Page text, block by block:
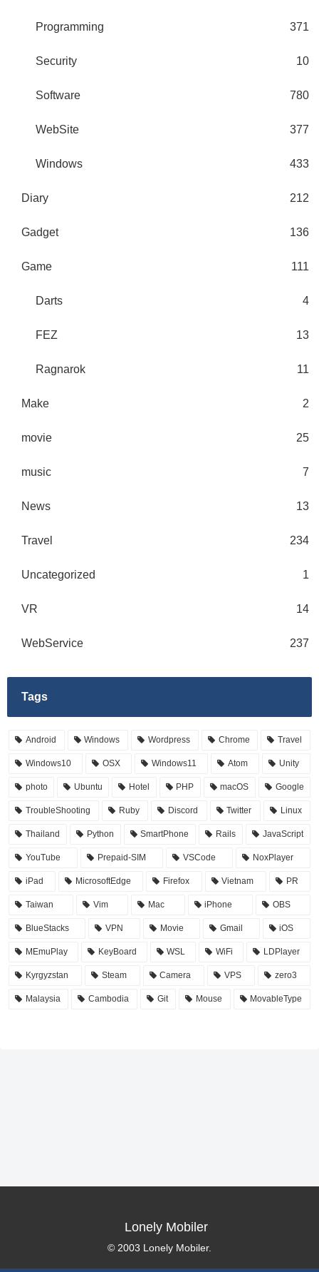
Programming 371
Security 10
Software 780
WebSite 377
Windows 433
Diary 212
Gadget 136
Game 111
Darts 4
FEZ 13
Ragnarok 11
Make 2
movie 25
music 7
News 13
Travel 234
Uncategorized 1
VR 14
WebService 237
Tags
Android Windows Wordpress Chrome Travel
Windows10 OSX Windows11 Atom Unity
photo Ubuntu Hotel PHP macOS Google
TroubleShooting Ruby Discord Twitter Linux
Thailand Python SmartPhone Rails JavaScript
YouTube Prepaid-SIM VSCode NoxPlayer
iPad MicrosoftEdge Firefox Vietnam PR
Taiwan Vim Mac iPhone OBS
BlueStacks VPN Movie Gmail iOS
MEmuPlay KeyBoard WSL WiFi LDPlayer
Kyrgyzstan Steam Camera VPS zero3
Malaysia Cambodia Git Mouse MovableType
Lonely Mobiler
© 2003 Lonely Mobiler.